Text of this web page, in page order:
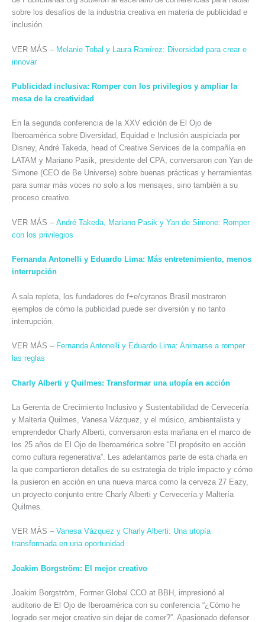
sobre los desafíos de la industria creativa en materia de publicidad e
inclusión.
VER MÁS – Melanie Tobal y Laura Ramírez: Diversidad para crear e
innovar
Publicidad inclusiva: Romper con los privilegios y ampliar la
mesa de la creatividad
En la segunda conferencia de la XXV edición de El Ojo de
Iberoamérica sobre Diversidad, Equidad e Inclusión auspiciada por
Disney, André Takeda, head of Creative Services de la compañía en
LATAM y Mariano Pasik, presidente del CPA, conversaron con Yan de
Simone (CEO de Be Universe) sobre buenas prácticas y herramientas
para sumar más voces no solo a los mensajes, sino también a su
proceso creativo.
VER MÁS – André Takeda, Mariano Pasik y Yan de Simone: Romper
con los privilegios
Fernanda Antonelli y Eduardo Lima: Más entretenimiento, menos
interrupción
A sala repleta, los fundadores de f+e/cyranos Brasil mostraron
ejemplos de cómo la publicidad puede ser diversión y no tanto
interrupción.
VER MÁS – Fernanda Antonelli y Eduardo Lima: Animarse a romper
las reglas
Charly Alberti y Quilmes: Transformar una utopía en acción
La Gerenta de Crecimiento Inclusivo y Sustentabilidad de Cervecería
y Maltería Quilmes, Vanesa Vázquez, y el músico, ambientalista y
emprendedor Charly Alberti, conversaron esta mañana en el marco de
los 25 años de El Ojo de Iberoamérica sobre “El propósito en acción
como cultura regenerativa”. Les adelantamos parte de esta charla en
la que compartieron detalles de su estrategia de triple impacto y cómo
la pusieron en acción en una nueva marca como la cerveza 27 Eazy,
un proyecto conjunto entre Charly Alberti y Cervecería y Maltería
Quilmes.
VER MÁS – Vanesa Vázquez y Charly Alberti: Una utopía
transformada en una oportunidad
Joakim Borgström: El mejor creativo
Joakim Borgström, Former Global CCO at BBH, impresionó al
auditorio de El Ojo de Iberoamérica con su conferencia “¿Cómo he
logrado ser mejor creativo sin dejar de comer?”. Apasionado defensor